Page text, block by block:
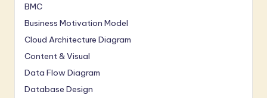
BMC
Business Motivation Model
Cloud Architecture Diagram
Content & Visual
Data Flow Diagram
Database Design